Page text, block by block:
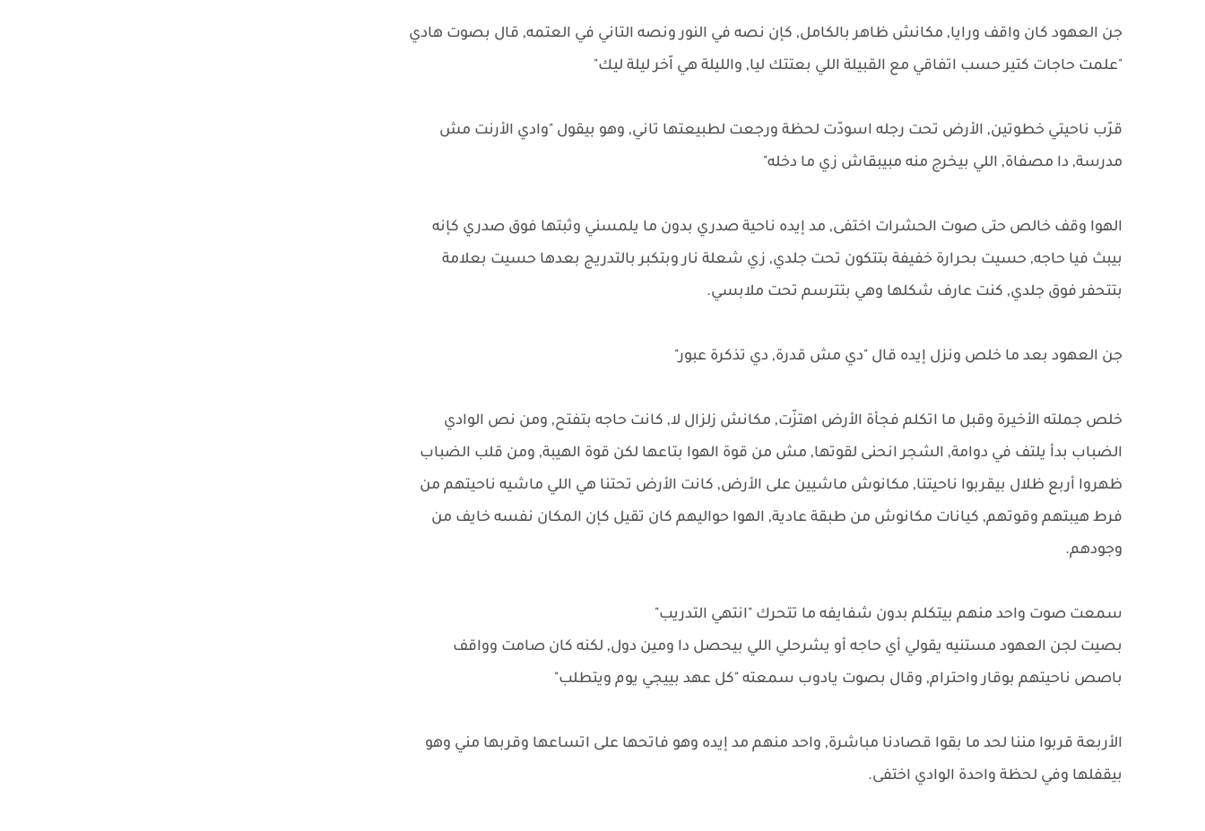
جن العهود كان واقف ورايا, مكانش ظاهر بالكامل, كإن نصه في النور ونصه التاني في العتمه, قال بصوت هادي
"علمت حاجات كتير حسب اتفاقي مع القبيلة اللي بعتتك ليا, والليلة هي اّخر ليلة ليك"
قرّب ناحيتي خطوتين, الأرض تحت رجله اسودّت لحظة ورجعت لطبيعتها تاني, وهو بيقول "وادي الأرنت مش
مدرسة, دا مصفاة, اللي بيخرج منه مبيبقاش زي ما دخله"
الهوا وقف خالص حتى صوت الحشرات اختفى, مد إيده ناحية صدري بدون ما يلمسني وثبتها فوق صدري كإنه
بيبث فيا حاجه, حسيت بحرارة خفيفة بتتكون تحت جلدي, زي شعلة نار وبتكبر بالتدريج بعدها حسيت بعلامة
بتتحفر فوق جلدي, كنت عارف شكلها وهي بتترسم تحت ملابسي.
جن العهود بعد ما خلص ونزل إيده قال "دي مش قدرة, دي تذكرة عبور"
خلص جملته الأخيرة وقبل ما اتكلم فجأة الأرض اهتزّت, مكانش زلزال لا, كانت حاجه بتفتح, ومن نص الوادي
الضباب بدأ يلتف في دوامة, الشجر انحنى لقوتها, مش من قوة الهوا بتاعها لكن قوة الهيبة, ومن قلب الضباب
ظهروا أربع ظلال بيقربوا ناحيتنا, مكانوش ماشيين على الأرض, كانت الأرض تحتنا هي اللي ماشيه ناحيتهم من
فرط هيبتهم وقوتهم, كيانات مكانوش من طبقة عادية, الهوا حواليهم كان تقيل كإن المكان نفسه خايف من
وجودهم.
سمعت صوت واحد منهم بيتكلم بدون شفايفه ما تتحرك "انتهي التدريب"
بصيت لجن العهود مستنيه يقولي أي حاجه أو يشرحلي اللي بيحصل دا ومين دول, لكنه كان صامت وواقف
باصص ناحيتهم بوقار واحترام, وقال بصوت يادوب سمعته "كل عهد بييجي يوم ويتطلب"
الأربعة قربوا مننا لحد ما بقوا قصادنا مباشرة, واحد منهم مد إيده وهو فاتحها على اتساعها وقربها مني وهو
بيقفلها وفي لحظة واحدة الوادي اختفى.